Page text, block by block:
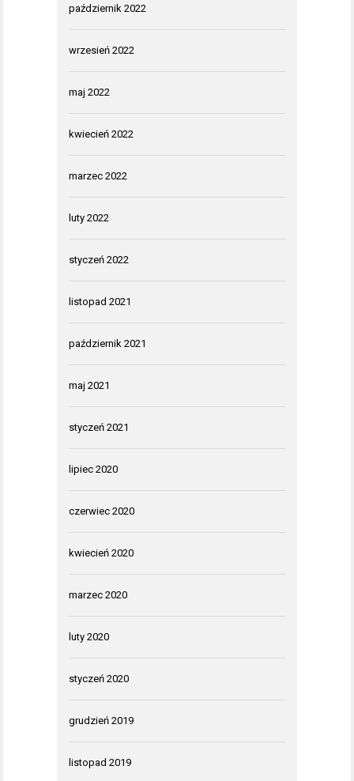
październik 2022
wrzesień 2022
maj 2022
kwiecień 2022
marzec 2022
luty 2022
styczeń 2022
listopad 2021
październik 2021
maj 2021
styczeń 2021
lipiec 2020
czerwiec 2020
kwiecień 2020
marzec 2020
luty 2020
styczeń 2020
grudzień 2019
listopad 2019